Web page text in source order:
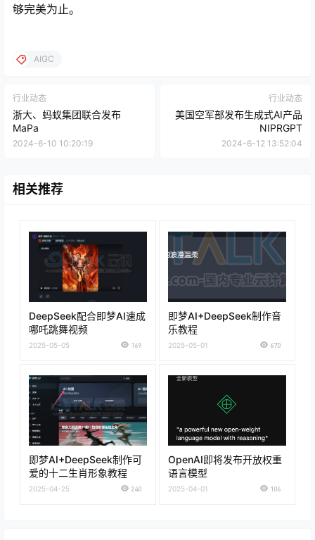
够完美为止。
AIGC
行业动态
浙大、蚂蚁集团联合发布
MaPa
2024-6-10 10:20:19
行业动态
美国空军部发布生成式AI产品
NIPRGPT
2024-6-12 13:52:04
相关推荐
DeepSeek配合即梦AI速成
哪吒跳舞视频
2025-05-05 169
即梦AI+DeepSeek制作音
乐教程
2025-05-01 670
即梦AI+DeepSeek制作可
爱的十二生肖形象教程
2025-04-25 240
OpenAI即将发布开放权重
语言模型
2025-04-01 106